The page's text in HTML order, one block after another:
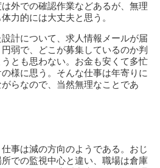
外での確認作業などあるが、無理
力的には大丈夫と思う。
計について、求人情報メールが届
弱で、どこが募集しているのか判
とも思わない。お金も安くて多忙
様に思う。そんな仕事は年寄りに
らなので、当然無理なことであ
事は減の方向のようである。おじ
での監視中心と違い、職場は倉庫